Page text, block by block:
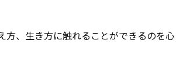
方、生き方に触れることができるのを心